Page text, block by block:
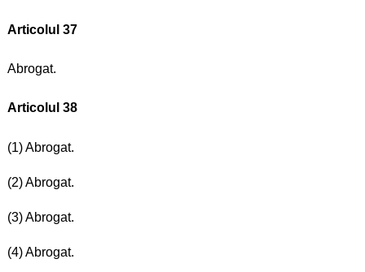
Articolul 37
Abrogat.
Articolul 38
(1) Abrogat.
(2) Abrogat.
(3) Abrogat.
(4) Abrogat.